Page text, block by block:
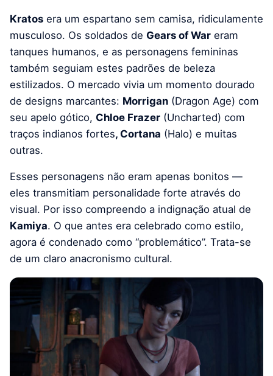
Kratos era um espartano sem camisa, ridiculamente
musculoso. Os soldados de Gears of War eram
tanques humanos, e as personagens femininas
também seguiam estes padrões de beleza
estilizados. O mercado vivia um momento dourado
de designs marcantes: Morrigan (Dragon Age) com
seu apelo gótico, Chloe Frazer (Uncharted) com
traços indianos fortes, Cortana (Halo) e muitas
outras.
Esses personagens não eram apenas bonitos —
eles transmitiam personalidade forte através do
visual. Por isso compreendo a indignação atual de
Kamiya. O que antes era celebrado como estilo,
agora é condenado como “problemático”. Trata-se
de um claro anacronismo cultural.